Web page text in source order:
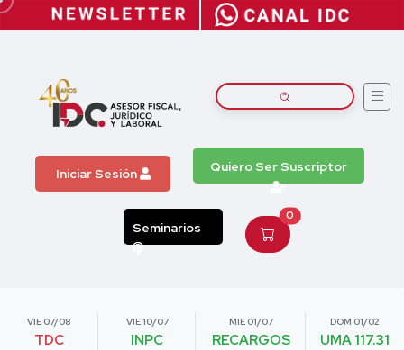
Iniciar Sesión Quiero Ser Suscriptor
Seminarios
0
VIE 07/08
TDC
VIE 10/07
INPC
MIE 01/07
RECARGOS
DOM 01/02
UMA 117.31